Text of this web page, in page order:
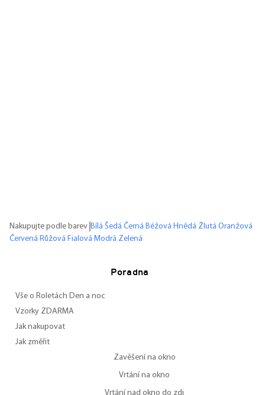
Nakupujte podle barev Bílá Šedá Černá Béžová Hnědá Žlutá Oranžová
Červená Růžová Fialová Modrá Zelená
Poradna
Vše o Roletách Den a noc
Vzorky ZDARMA
Jak nakupovat
Jak změřit
Zavěšení na okno
Vrtání na okno
Vrtání nad okno do zdi